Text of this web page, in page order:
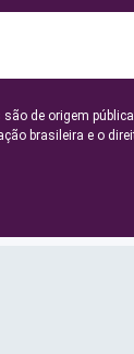
de origem
brasileira e o